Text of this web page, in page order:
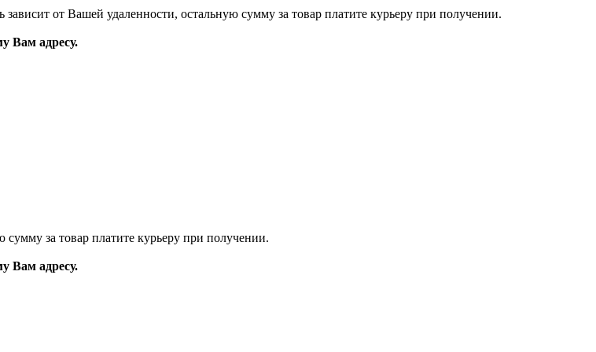
зависит от Вашей удаленности, остальную сумму за товар платите курьеру при получении.
Вам адресу.
сумму за товар платите курьеру при получении.
Вам адресу.